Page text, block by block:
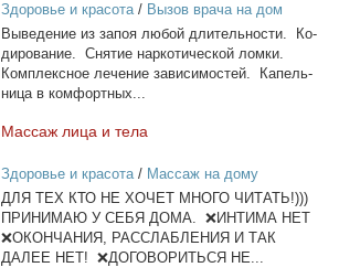
Здоровье и красота/ Вызов врача на дом
Вы­ве­де­ние из за­поя лю­бой дли­тель­но­сти. Ко­
ди­ро­ва­ние. Сня­тие нар­ко­ти­че­ской лом­ки.
Ком­плекс­ное ле­че­ние за­ви­си­мо­стей. Ка­пель­
ни­ца в ком­форт­ных...
Мас­саж ли­ца и те­ла
Здоровье и красота/ Массаж на дому
ДЛЯ ТЕХ КТО НЕ ХОЧЕТ МНОГО ЧИТАТЬ!)))
ПРИНИМАЮ У СЕБЯ ДОМА. ❌ИНТИМА НЕТ
❌ОКОНЧАНИЯ, РАССЛАБЛЕНИЯ И ТАК
ДАЛЕЕ НЕТ! ❌ДОГОВОРИТЬСЯ НЕ...